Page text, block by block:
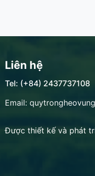
Liên hệ
Tel: (+84) 2437737108
Email:
Được thiết kế và phát